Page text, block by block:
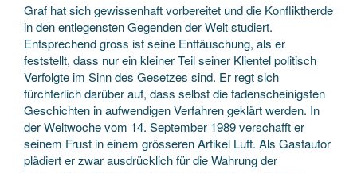
Graf hat sich gewissenhaft vorbereitet und die Konfliktherde
in den entlegensten Gegenden der Welt studiert.
Entsprechend gross ist seine Enttäuschung, als er
feststellt, dass nur ein kleiner Teil seiner Klientel politisch
Verfolgte im Sinn des Gesetzes sind. Er regt sich
fürchterlich darüber auf, dass selbst die fadenscheinigsten
Geschichten in aufwendigen Verfahren geklärt werden. In
der Weltwoche vom 14. September 1989 verschafft er
seinem Frust in einem grösseren Artikel Luft. Als Gastautor
plädiert er zwar ausdrücklich für die Wahrung der